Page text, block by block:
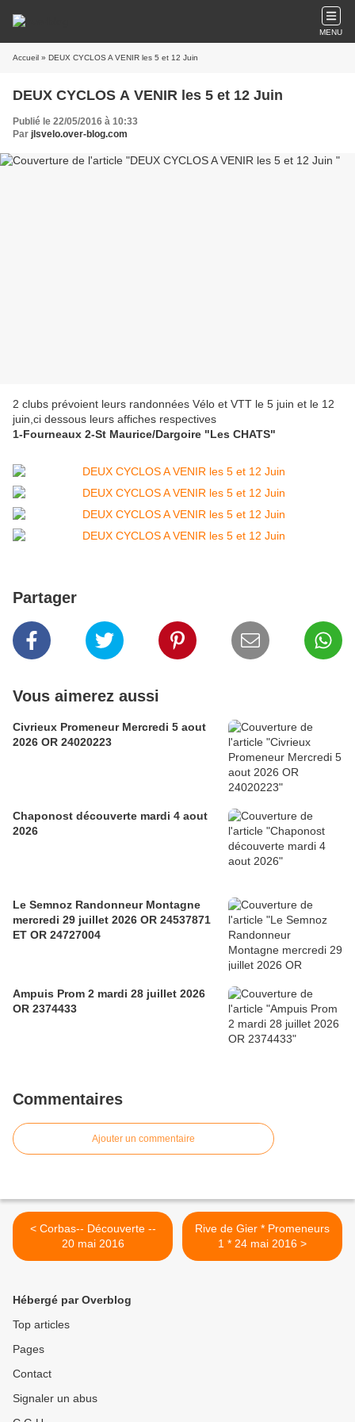
MENU
Accueil » DEUX CYCLOS A VENIR les 5 et 12 Juin
DEUX CYCLOS A VENIR les 5 et 12 Juin
Publié le 22/05/2016 à 10:33
Par jlsvelo.over-blog.com
2 clubs prévoient leurs randonnées Vélo et VTT le 5 juin et le 12
juin,ci dessous leurs affiches respectives
1-Fourneaux 2-St Maurice/Dargoire "Les CHATS"
Partager
Vous aimerez aussi
Civrieux Promeneur Mercredi 5 aout
2026 OR 24020223
Chaponost découverte mardi 4 aout
2026
Le Semnoz Randonneur Montagne
mercredi 29 juillet 2026 OR 24537871
ET OR 24727004
Ampuis Prom 2 mardi 28 juillet 2026
OR 2374433
Commentaires
Ajouter un commentaire
< Corbas-- Découverte --
20 mai 2016
Rive de Gier * Promeneurs
1 * 24 mai 2016 >
Hébergé par Overblog
Top articles
Pages
Contact
Signaler un abus